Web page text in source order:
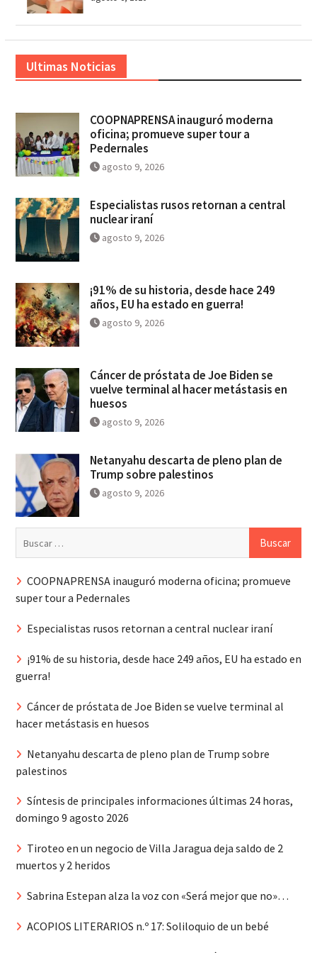
Ultimas Noticias
COOPNAPRENSA inauguró moderna
oficina; promueve super tour a
Pedernales
agosto 9, 2026
Especialistas rusos retornan a central
nuclear iraní
agosto 9, 2026
¡91% de su historia, desde hace 249
años, EU ha estado en guerra!
agosto 9, 2026
Cáncer de próstata de Joe Biden se
vuelve terminal al hacer metástasis en
huesos
agosto 9, 2026
Netanyahu descarta de pleno plan de
Trump sobre palestinos
agosto 9, 2026
COOPNAPRENSA inauguró moderna oficina; promueve
super tour a Pedernales
Especialistas rusos retornan a central nuclear iraní
¡91% de su historia, desde hace 249 años, EU ha estado en
guerra!
Cáncer de próstata de Joe Biden se vuelve terminal al
hacer metástasis en huesos
Netanyahu descarta de pleno plan de Trump sobre
palestinos
Síntesis de principales informaciones últimas 24 horas,
domingo 9 agosto 2026
Tiroteo en un negocio de Villa Jaragua deja saldo de 2
muertos y 2 heridos
Sabrina Estepan alza la voz con «Será mejor que no»…
ACOPIOS LITERARIOS n.º 17: Soliloquio de un bebé